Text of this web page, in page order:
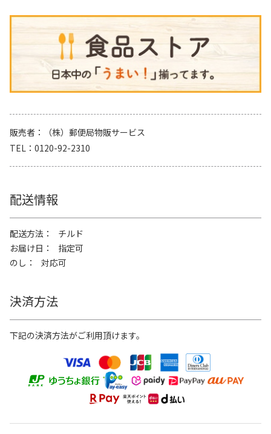
販売者
（株）郵便局物販サービス
TEL
0120-92-2310
配送情報
配送方法
チルド
お届け日
指定可
のし
対応可
決済方法
下記の決済方法がご利用頂けます。